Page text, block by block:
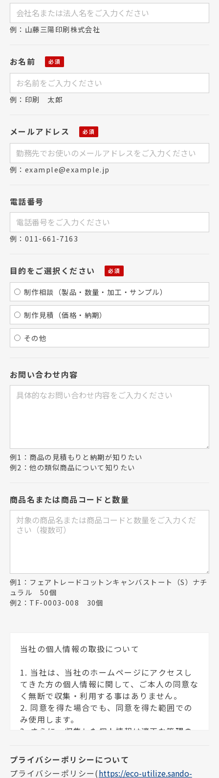
例：山藤三陽印刷株式会社
お名前
例：印刷 太郎
メールアドレス
例：example@example.jp
電話番号
例：011-661-7163
目的をご選択ください
制作相談（製品・数量・加工・サンプル）
制作見積（価格・納期）
その他
お問い合わせ内容
例1：商品の見積もりと納期が知りたい
例2：他の類似商品について知りたい
商品名または商品コードと数量
例1：フェアトレードコットンキャンバストート（S）ナチ
ュラル 50個
例2：TF-0003-008 30個
当社の個人情報の取扱について
1. 当社は、当社のホームページにアクセスし
てきた方の個人情報に関して、ご本人の同意な
く無断で収集・利用する事はありません。
2. 同意を得た場合でも、同意を得た範囲での
み使用します。
3. さらに、収集した個人情報は適正な管理の
個人情報の利用目的について
プライバシーポリシー(https://eco-utilize.sando-